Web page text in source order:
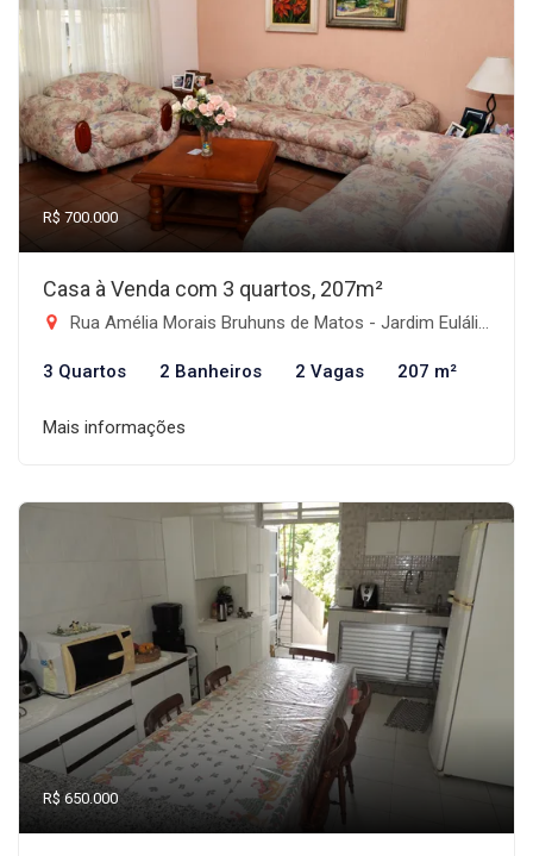
R$ 700.000
Casa à Venda com 3 quartos, 207m²
Rua Amélia Morais Bruhuns de Matos - Jardim Eulália, Taubaté-SP
3 Quartos 2 Banheiros 2 Vagas 207 m²
Mais informações
R$ 650.000